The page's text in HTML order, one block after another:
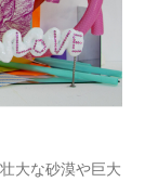
大な砂漠や巨大